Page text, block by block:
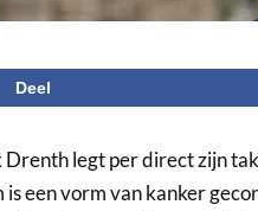
Deel
Drenth legt per direct zijn
is een vorm van kanker